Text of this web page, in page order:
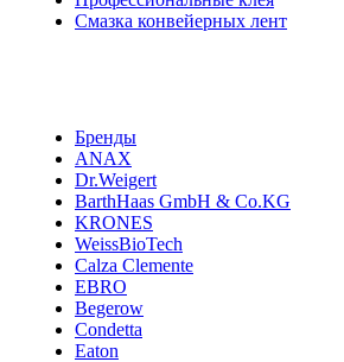
Смазка конвейерных лент
Бренды
ANAX
Dr.Weigert
BarthHaas GmbH & Co.KG
KRONES
WeissBioTech
Calza Clemente
EBRO
Begerow
Condetta
Eaton